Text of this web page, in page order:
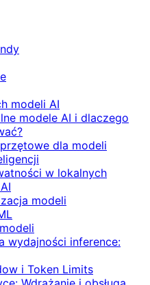
modeli AI
modele AI i dlaczego
dla modeli
w lokalnych
modeli
wydajności inference:
i Token Limits